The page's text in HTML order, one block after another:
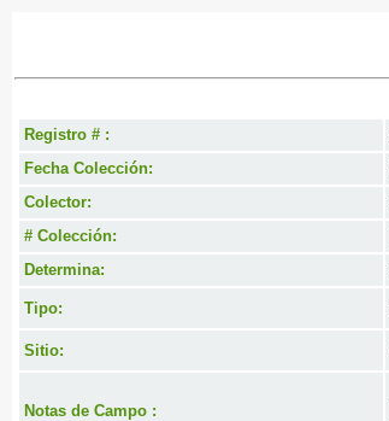
Registro # :
Fecha Colección:
Colector:
# Colección:
Determina:
Tipo:
Sitio:
Notas de Campo :